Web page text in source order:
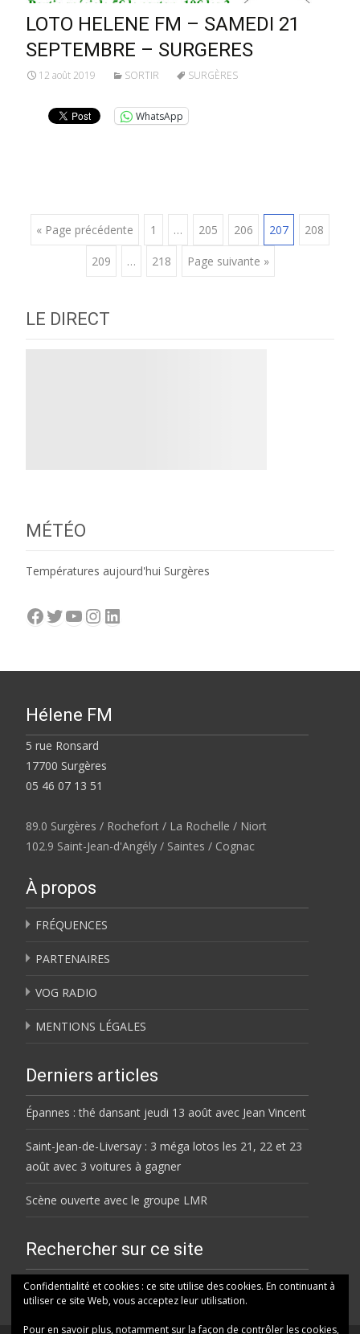
LOTO HELENE FM – SAMEDI 21
SEPTEMBRE – SURGERES
12 août 2019 SORTIR SURGÈRES
WhatsApp
Posts
navigation
« Page précédente 1 … 205 206 207 208
209 … 218 Page suivante »
LE DIRECT
MÉTÉO
Températures aujourd'hui Surgères
Facebook
Twitter
YouTube
Instagram
LinkedIn
Hélene FM
5 rue Ronsard
17700 Surgères
05 46 07 13 51
89.0 Surgères / Rochefort / La Rochelle / Niort
102.9 Saint-Jean-d'Angély / Saintes / Cognac
À propos
FRÉQUENCES
PARTENAIRES
VOG RADIO
MENTIONS LÉGALES
Derniers articles
Épannes : thé dansant jeudi 13 août avec Jean Vincent
Saint-Jean-de-Liversay : 3 méga lotos les 21, 22 et 23
août avec 3 voitures à gagner
Scène ouverte avec le groupe LMR
Rechercher sur ce site
Rechercher
Confidentialité et cookies : ce site utilise des cookies. En continuant à
utiliser ce site Web, vous acceptez leur utilisation.
Pour en savoir plus, notamment sur la façon de contrôler les cookies,